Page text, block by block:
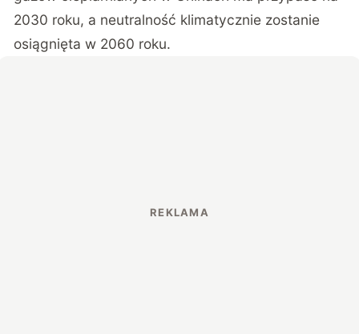
2030 roku, a neutralność klimatycznie zostanie
osiągnięta w 2060 roku.